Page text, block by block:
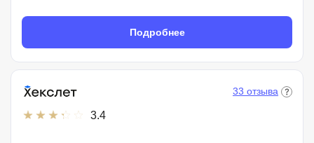
Подробнее
3.4
33 отзыва